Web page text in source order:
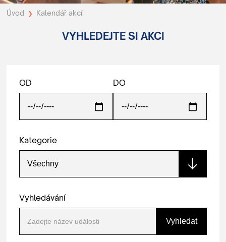
Úvod ❯ Kalendář akcí
VYHLEDEJTE SI AKCI
OD DO
Kategorie
Vyhledávání
Vyhledat